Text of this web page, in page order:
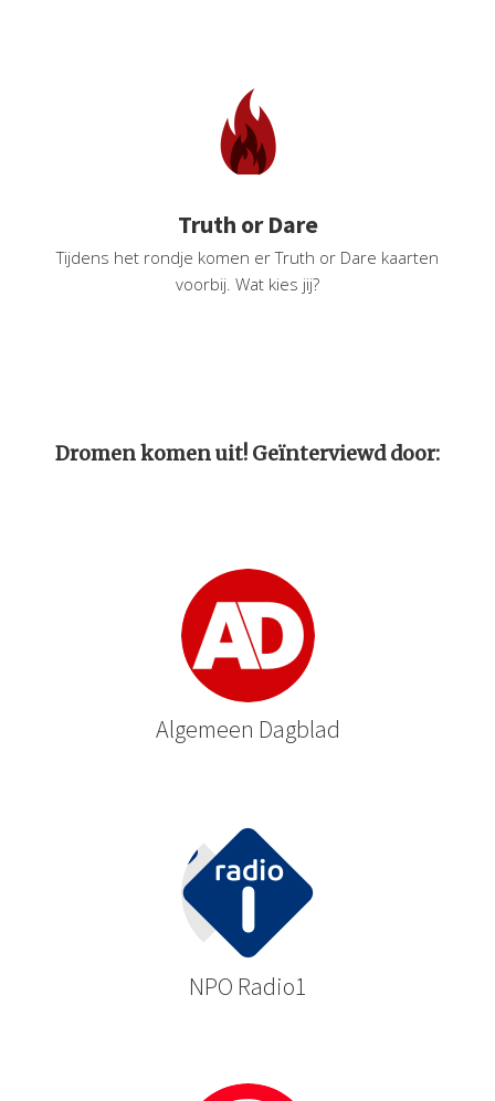
Truth or Dare
Tijdens het rondje komen er Truth or Dare kaarten
voorbij. Wat kies jij?
Dromen komen uit! Geïnterviewd door:
Algemeen Dagblad
NPO Radio1